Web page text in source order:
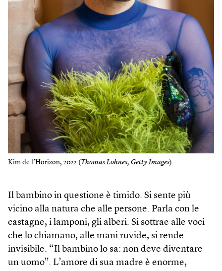
Kim de l’Horizon, 2022 (Thomas Lohnes, Getty Images)
Il bambino in questione è timido. Si sente più
vicino alla natura che alle persone. Parla con le
castagne, i lamponi, gli alberi. Si sottrae alle voci
che lo chiamano, alle mani ruvide, si rende
invisibile. “Il bambino lo sa: non deve diventare
un uomo”. L’amore di sua madre è enorme,